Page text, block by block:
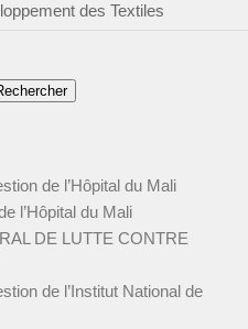
des Textiles
de l’Hôpital du Mali
l’Hôpital du Mali
DE LUTTE CONTRE
de l’Institut National de